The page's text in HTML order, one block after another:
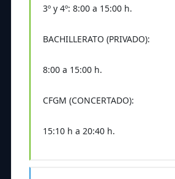
3º y 4º: 8:00 a 15:00 h.
BACHILLERATO (PRIVADO):
8:00 a 15:00 h.
CFGM (CONCERTADO):
15:10 h a 20:40 h.